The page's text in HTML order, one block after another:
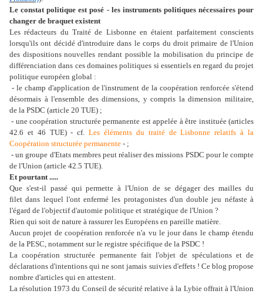
Le constat politique est posé - les instruments politiques nécessaires pour
changer de braquet existent
Les rédacteurs du Traité de Lisbonne en étaient parfaitement conscients
lorsqu'ils ont décidé d'introduire dans le corps du droit primaire de l'Union
des dispositions nouvelles rendant possible la mobilisation du principe de
différenciation dans ces domaines politiques si essentiels en regard du projet
politique européen global :
- le champ d'application de l'instrument de la coopération renforcée s'étend
désormais à l'ensemble des dimensions, y compris la dimension militaire,
de la PSDC (article 20 TUE) ;
- une coopération structurée permanente est appelée à être instituée (articles
42.6 et 46 TUE) - cf.Les éléments du traité de Lisbonne relatifs à la
Coopération structurée permanente - ;
- un groupe d'Etats membres peut réaliser des missions PSDC pour le compte
de l'Union (article 42.5 TUE).
Et pourtant .....
Que s'est-il passé qui permette à l'Union de se dégager des mailles du
filet dans lequel l'ont enfermé les protagonistes d'un double jeu néfaste à
l'égard de l'objectif d'automie politique et stratégique de l'Union ?
Rien qui soit de nature à rassurer les Européens en pareille matière.
Aucun projet de coopération renforcée n'a vu le jour dans le champ étendu
de la PESC, notamment sur le registre spécifique de la PSDC !
La coopération structurée permanente fait l'objet de spéculations et de
déclarations d'intentions qui ne sont jamais suivies d'effets ! Ce blog propose
nombre d'articles qui en attestent.
La résolution 1973 du Conseil de sécurité relative à la Lybie offrait à l'Union